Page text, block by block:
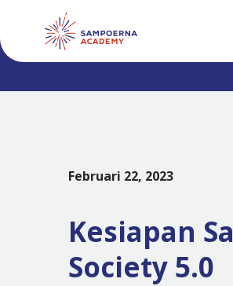
Februari 22, 2023
Kesiapan
Society 5.0